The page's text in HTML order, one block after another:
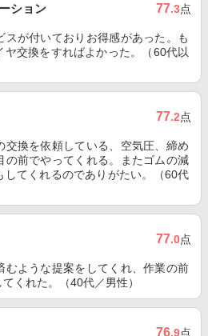
ション 77.3点
スが付いておりお得感があった。も
ヤ交換をすればよかった。（60代以
77.2点
交換を依頼している、空気圧、締め
の前でやってくれる。またゴムの減
してくれるのでありがたい。（60代
77.0点
むような提案をしてくれ、作業の前
くれた。（40代／男性）
76.9点